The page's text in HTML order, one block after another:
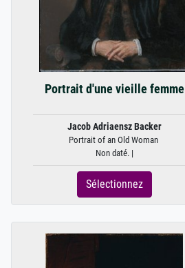
Portrait d'une vieille femme
Jacob Adriaensz Backer
Portrait of an Old Woman
Non daté. |
Sélectionnez